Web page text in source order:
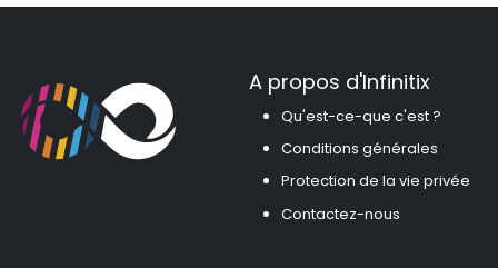
A propos d'Infinitix
Qu'est-ce-que c'est ?
Conditions générales
Protection de la vie privée
Contactez-nous